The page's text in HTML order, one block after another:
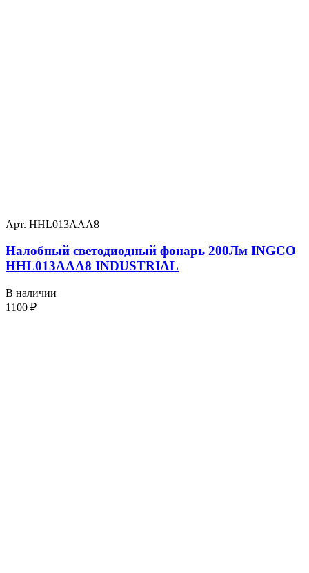
Арт. HHL013AAA8
Налобный светодиодный фонарь 200Лм INGCO
HHL013AAA8 INDUSTRIAL
В наличии
1100 ₽